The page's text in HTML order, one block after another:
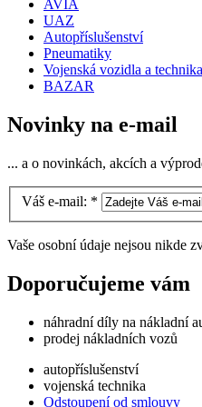
AVIA
UAZ
Autopříslušenství
Pneumatiky
Vojenská vozidla a technika
BAZAR
Novinky na e-mail
... a o novinkách, akcích a
Váš e-mail: *
Vaše osobní údaje nejsou nikde
Doporučujeme vám
náhradní díly na nákladní
prodej nákladních vozů
autopříslušenství
vojenská technika
Odstoupení od smlouvy